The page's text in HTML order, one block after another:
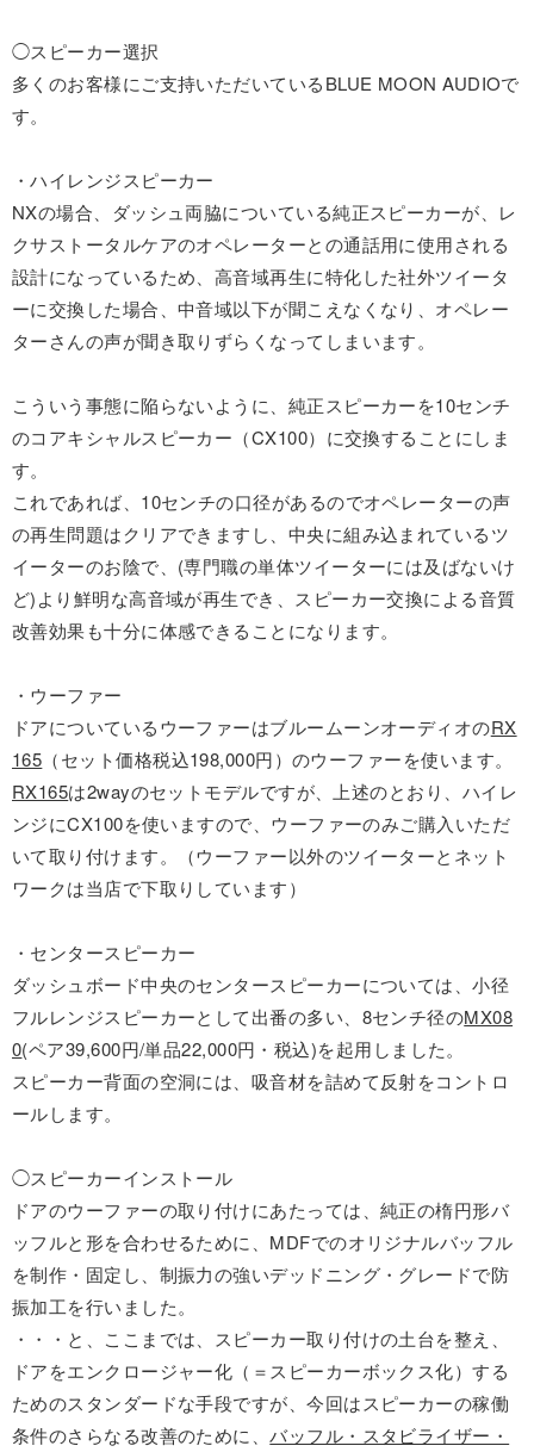
◯スピーカー選択
多くのお客様にご支持いただいているBLUE MOON AUDIOで
す。
・ハイレンジスピーカー
NXの場合、ダッシュ両脇についている純正スピーカーが、レ
クサストータルケアのオペレーターとの通話用に使用される
設計になっているため、高音域再生に特化した社外ツイータ
ーに交換した場合、中音域以下が聞こえなくなり、オペレー
ターさんの声が聞き取りずらくなってしまいます。
こういう事態に陥らないように、純正スピーカーを10センチ
のコアキシャルスピーカー（CX100）に交換することにしま
す。
これであれば、10センチの口径があるのでオペレーターの声
の再生問題はクリアできますし、中央に組み込まれているツ
イーターのお陰で、(専門職の単体ツイーターには及ばないけ
ど)より鮮明な高音域が再生でき、スピーカー交換による音質
改善効果も十分に体感できることになります。
・ウーファー
ドアについているウーファーはブルームーンオーディオのRX
165 （セット価格税込198,000円）のウーファーを使います。
RX165は2wayのセットモデルですが、上述のとおり、ハイレ
ンジにCX100を使いますので、ウーファーのみご購入いただ
いて取り付けます。（ウーファー以外のツイーターとネット
ワークは当店で下取りしています）
・センタースピーカー
ダッシュボード中央のセンタースピーカーについては、小径
フルレンジスピーカーとして出番の多い、8センチ径のMX08
0(ペア39,600円/単品22,000円・税込)を起用しました。
スピーカー背面の空洞には、吸音材を詰めて反射をコントロ
ールします。
◯スピーカーインストール
ドアのウーファーの取り付けにあたっては、純正の楕円形バ
ッフルと形を合わせるために、MDFでのオリジナルバッフル
を制作・固定し、制振力の強いデッドニング・グレードで防
振加工を行いました。
・・・と、ここまでは、スピーカー取り付けの土台を整え、
ドアをエンクロージャー化（＝スピーカーボックス化）する
ためのスタンダードな手段ですが、今回はスピーカーの稼働
条件のさらなる改善のために、バッフル・スタビライザー・